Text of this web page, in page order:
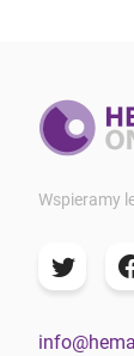
Wspieramy